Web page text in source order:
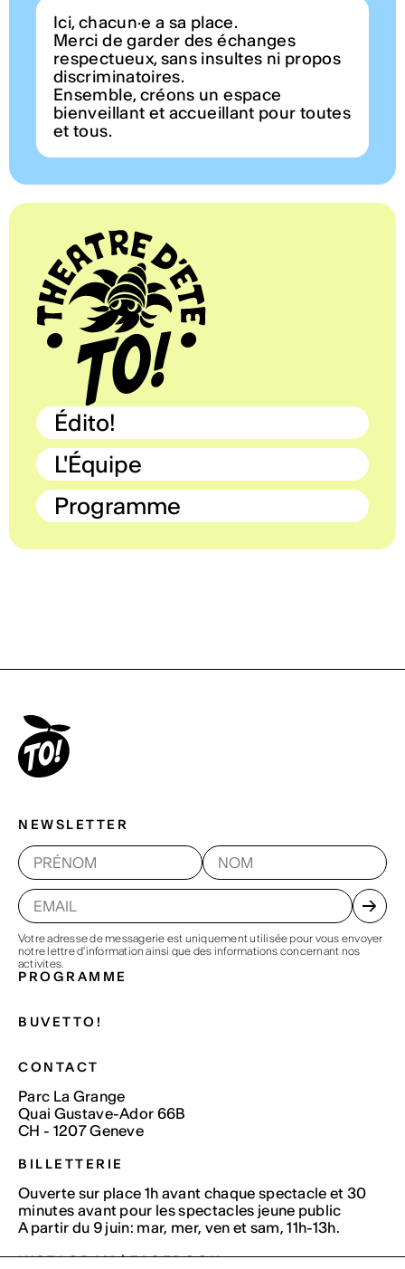
Ici, chacun·e a sa place.
Merci de garder des échanges
respectueux, sans insultes ni propos
discriminatoires.
Ensemble, créons un espace
bienveillant et accueillant pour toutes
et tous.
Édito!
L'Équipe
Programme
NEWSLETTER
Votre adresse de messagerie est uniquement utilisée pour vous envoyer
notre lettre d'information ainsi que des informations concernant nos
activites.
PROGRAMME
BUVETTO!
CONTACT
Parc La Grange
Quai Gustave-Ador 66B
CH - 1207 Geneve
BILLETTERIE
Ouverte sur place 1h avant chaque spectacle et 30
minutes avant pour les spectacles jeune public
A partir du 9 juin: mar, mer, ven et sam, 11h-13h.
INSTAGRAM | FACEBOOK